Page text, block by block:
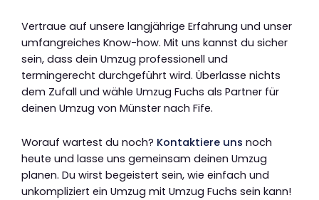
Vertraue auf unsere langjährige Erfahrung und unser
umfangreiches Know-how. Mit uns kannst du sicher
sein, dass dein Umzug professionell und
termingerecht durchgeführt wird. Überlasse nichts
dem Zufall und wähle Umzug Fuchs als Partner für
deinen Umzug von Münster nach Fife.
Worauf wartest du noch? Kontaktiere uns noch
heute und lasse uns gemeinsam deinen Umzug
planen. Du wirst begeistert sein, wie einfach und
unkompliziert ein Umzug mit Umzug Fuchs sein kann!